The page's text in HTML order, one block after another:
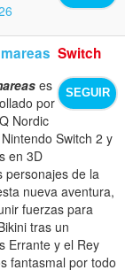
Switch
SEGUIR
es
por
Nordic
Switch 2 y
en 3D
personajes de la
nueva aventura,
fuerzas para
tras un
Errante y el Rey
fantasmal por todo